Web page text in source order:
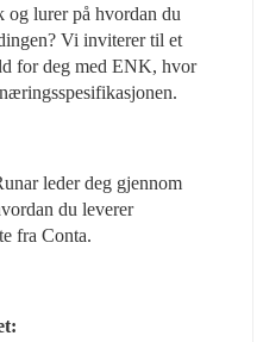
og lurer på hvordan du
Vi inviterer til et
for deg med ENK, hvor
leder deg gjennom
du leverer
fra Conta.